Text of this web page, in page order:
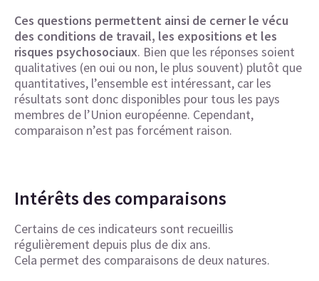
Ces questions permettent ainsi de cerner le vécu
des conditions de travail, les expositions et les
risques psychosociaux. Bien que les réponses soient
qualitatives (en oui ou non, le plus souvent) plutôt que
quantitatives, l’ensemble est intéressant, car les
résultats sont donc disponibles pour tous les pays
membres de l’Union européenne. Cependant,
comparaison n’est pas forcément raison.
Intérêts des comparaisons
Certains de ces indicateurs sont recueillis
régulièrement depuis plus de dix ans.
Cela permet des comparaisons de deux natures.